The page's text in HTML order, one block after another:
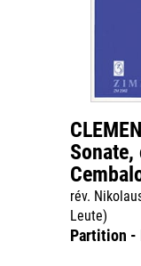
rév.
Leute)
Partition -